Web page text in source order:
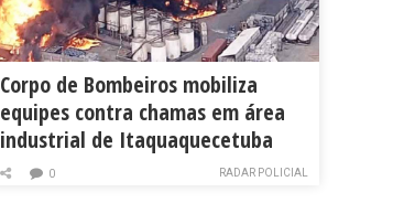
Corpo de Bombeiros mobiliza
equipes contra chamas em área
industrial de Itaquaquecetuba
RADAR POLICIAL
0